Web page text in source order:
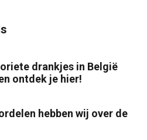
drankjes in België
ontdek je hier!
hebben wij over de